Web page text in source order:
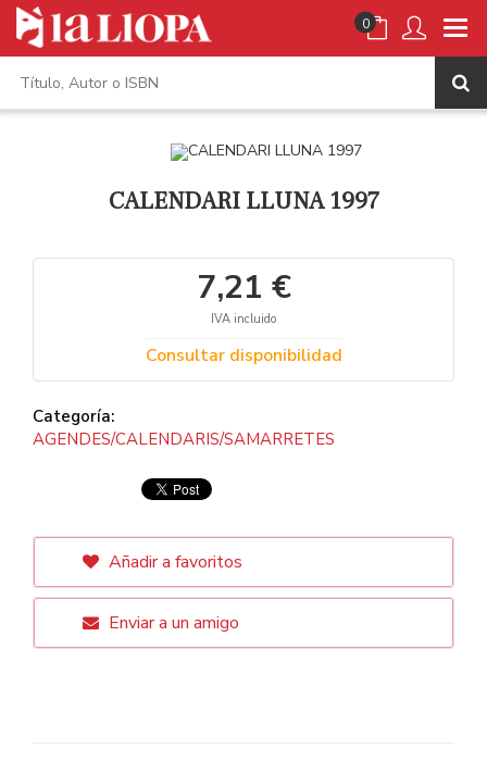
0
CALENDARI LLUNA 1997
7,21 €
IVA incluido
Consultar disponibilidad
Categoría:
AGENDES/CALENDARIS/SAMARRETES
Añadir a favoritos
Enviar a un amigo